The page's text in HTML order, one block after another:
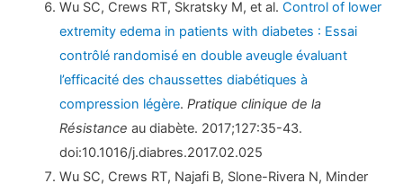
Wu SC, Crews RT, Skratsky M, et al.Control of lower
extremity edema in patients with diabetes : Essai
contrôlé randomisé en double aveugle évaluant
l’efficacité des chaussettes diabétiques à
compression légère.Pratique clinique de la
Résistance au diabète. 2017;127:35-43.
doi:10.1016/j.diabres.2017.02.025
Wu SC, Crews RT, Najafi B, Slone-Rivera N, Minder